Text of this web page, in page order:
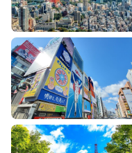
東京
大阪